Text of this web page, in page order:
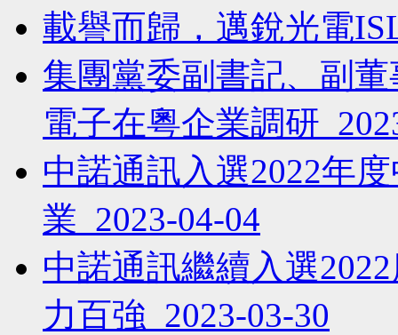
載譽而歸，邁銳光電
集團黨委副書記、副
電子在粵企業調研
中諾通訊入選2022年
業 2023-04-04
中諾通訊繼續入選
力百強 2023-03-30